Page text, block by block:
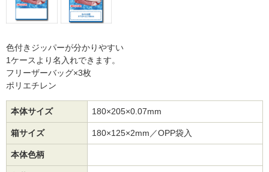
色付きジッパーが分かりやすい
1ケースより名入れできます。
フリーザーバッグ×3枚
ポリエチレン
本体サイズ 180×205×0.07mm
箱サイズ 180×125×2mm／OPP袋入
本体色柄